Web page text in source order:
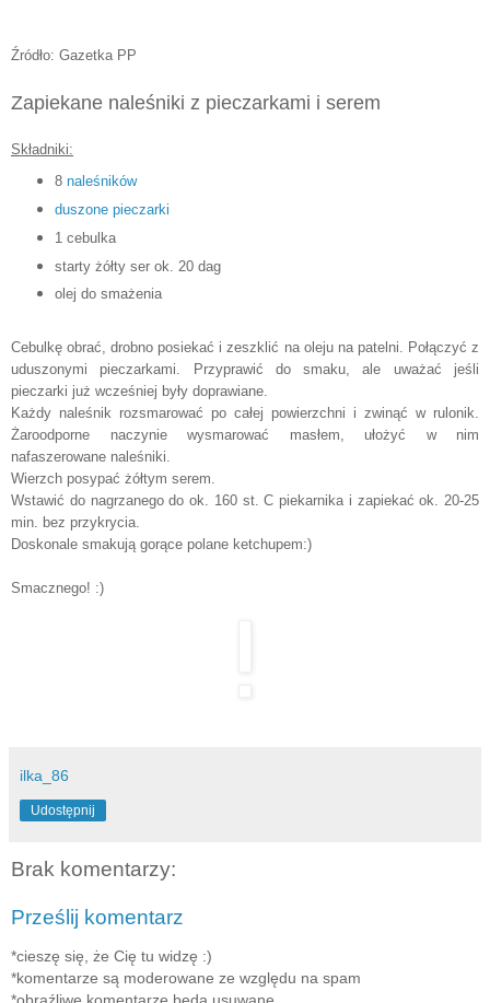
Źródło: Gazetka PP
Zapiekane naleśniki z pieczarkami i serem
Składniki:
8 naleśników
duszone pieczarki
1 cebulka
starty żółty ser ok. 20 dag
olej do smażenia
Cebulkę obrać, drobno posiekać i zeszklić na oleju na patelni. Połączyć z
uduszonymi pieczarkami. Przyprawić do smaku, ale uważać jeśli
pieczarki już wcześniej były doprawiane.
Każdy naleśnik rozsmarować po całej powierzchni i zwinąć w rulonik.
Żaroodporne naczynie wysmarować masłem, ułożyć w nim
nafaszerowane naleśniki.
Wierzch posypać żółtym serem.
Wstawić do nagrzanego do ok. 160 st. C piekarnika i zapiekać ok. 20-25
min. bez przykrycia.
Doskonale smakują gorące polane ketchupem:)
Smacznego! :)
ilka_86
Udostępnij
Brak komentarzy:
Prześlij komentarz
*cieszę się, że Cię tu widzę :)
*komentarze są moderowane ze względu na spam